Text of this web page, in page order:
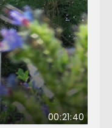
00:21:40